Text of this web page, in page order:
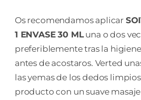
Os recomendamos aplicar
1 ENVASE 30 MLuna o dos
preferiblemente tras la
antes de acostaros. Verted
las yemas de los dedos
producto con un suave